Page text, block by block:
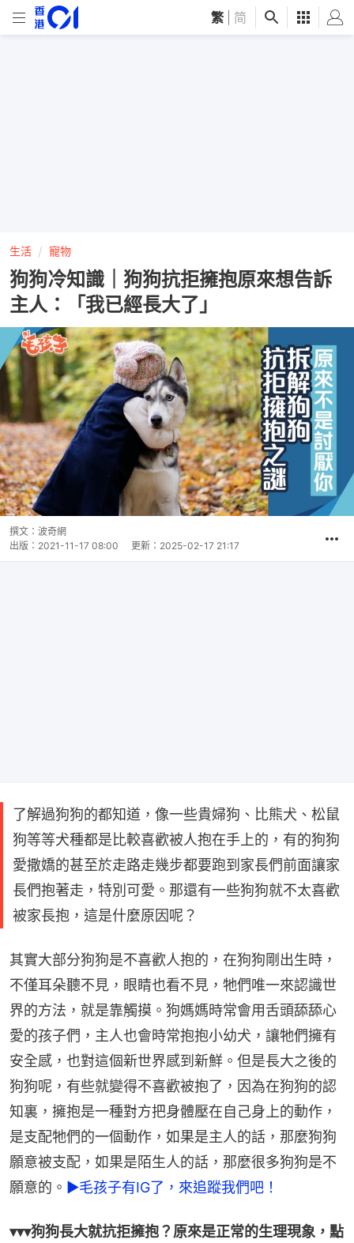
繁 简
生活 寵物
狗狗冷知識｜狗狗抗拒擁抱原來想告訴
主人：「我已經長大了」
撰文： 波奇網
出版： 2021-11-17 08:00 更新： 2025-02-17 21:17
了解過狗狗的都知道，像一些貴婦狗、比熊犬、松鼠
狗等等犬種都是比較喜歡被人抱在手上的，有的狗狗
愛撒嬌的甚至於走路走幾步都要跑到家長們前面讓家
長們抱著走，特別可愛。那還有一些狗狗就不太喜歡
被家長抱，這是什麼原因呢？
其實大部分狗狗是不喜歡人抱的，在狗狗剛出生時，
不僅耳朵聽不見，眼睛也看不見，牠們唯一來認識世
界的方法，就是靠觸摸。狗媽媽時常會用舌頭舔舔心
愛的孩子們，主人也會時常抱抱小幼犬，讓牠們擁有
安全感，也對這個新世界感到新鮮。但是長大之後的
狗狗呢，有些就變得不喜歡被抱了，因為在狗狗的認
知裏，擁抱是一種對方把身體壓在自己身上的動作，
是支配牠們的一個動作，如果是主人的話，那麼狗狗
願意被支配，如果是陌生人的話，那麼很多狗狗是不
願意的。 ►毛孩子有IG了，來追蹤我們吧！
▾▾▾狗狗長大就抗拒擁抱？原來是正常的生理現象，點